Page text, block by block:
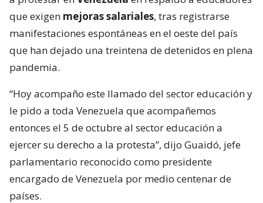
que exigen mejoras salariales, tras registrarse
manifestaciones espontáneas en el oeste del país
que han dejado una treintena de detenidos en plena
pandemia.
“Hoy acompaño este llamado del sector educación y
le pido a toda Venezuela que acompañemos
entonces el 5 de octubre al sector educación a
ejercer su derecho a la protesta”, dijo Guaidó, jefe
parlamentario reconocido como presidente
encargado de Venezuela por medio centenar de
países.